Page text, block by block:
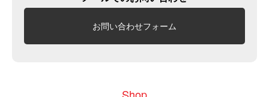
お問い合わせフォーム
Shop